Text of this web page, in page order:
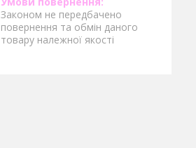
Законом не передбачено
повернення та обмін даного
товару належної якості